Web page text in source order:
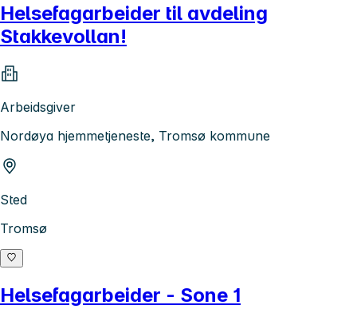
Helsefagarbeider til avdeling
Stakkevollan!
Arbeidsgiver
Nordøya hjemmetjeneste, Tromsø kommune
Sted
Tromsø
Helsefagarbeider - Sone 1